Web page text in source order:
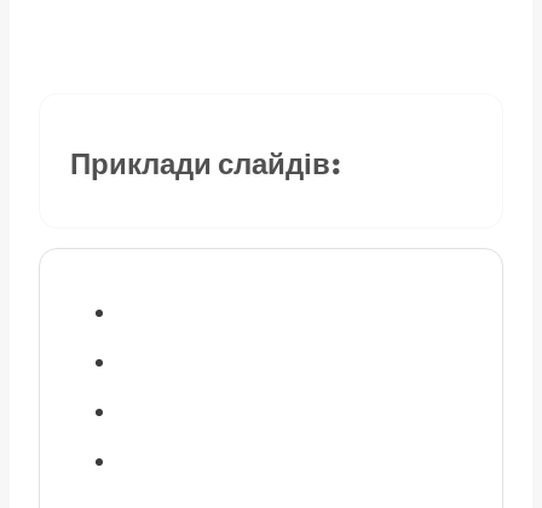
Приклади слайдів: